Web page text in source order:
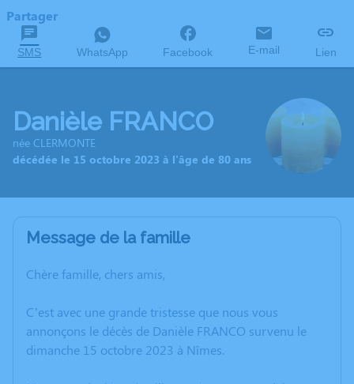
Partager
SMS WhatsApp Facebook E-mail Lien
Danièle FRANCO
née CLERMONTE
décédée le 15 octobre 2023 à l'âge de 80 ans
Message de la famille
Chère famille, chers amis,
C’est avec une grande tristesse que nous vous
annonçons le décès de Danièle FRANCO survenu le
dimanche 15 octobre 2023 à Nîmes.